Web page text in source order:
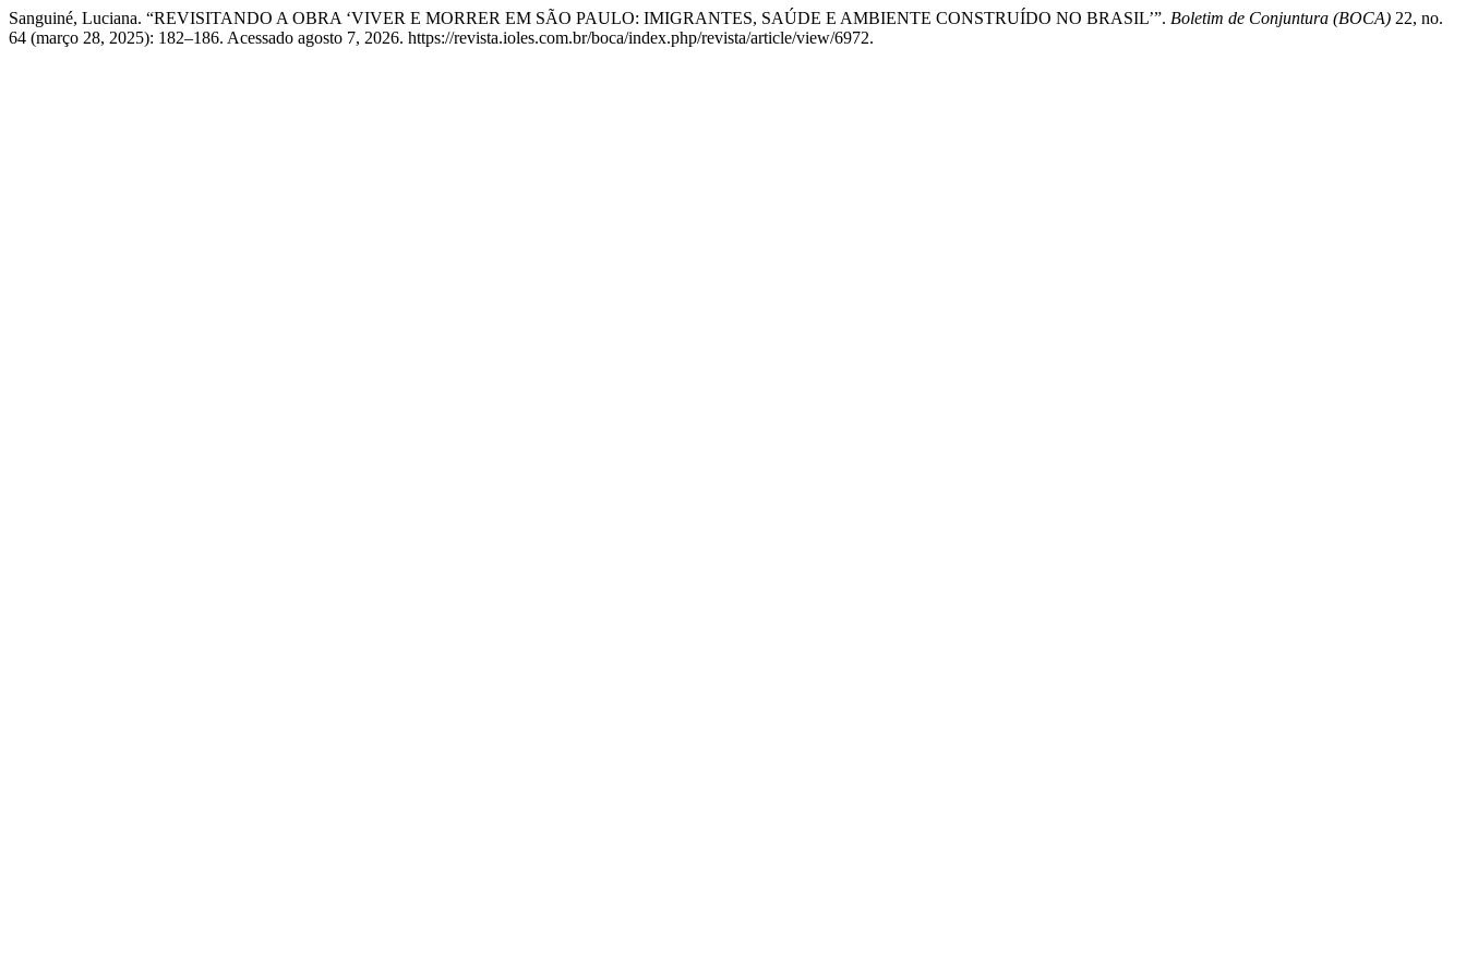
Sanguiné, Luciana. “REVISITANDO A OBRA ‘VIVER E MORRER EM SÃO PAULO: IMIGRANTES, SAÚDE E AMBIENTE CONSTRUÍDO NO BRASIL’”. Boletim de Conjuntura (BOCA) 22, no.
64 (março 28, 2025): 182–186. Acessado agosto 7, 2026. https://revista.ioles.com.br/boca/index.php/revista/article/view/6972.